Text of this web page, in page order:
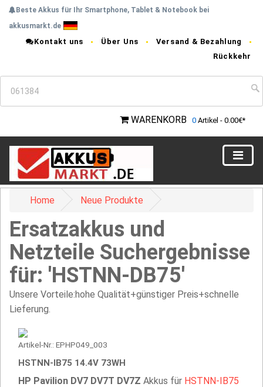
Beste Akkus für Ihr Smartphone, Tablet & Notebook bei
akkusmarkt.de
Kontakt uns Über Uns
Versand & Bezahlung
Rückkehr
WARENKORB 0 Artikel - 0.00€*
Home Neue Produkte
Ersatzakkus und
Netzteile Suchergebnisse
für: 'HSTNN-DB75'
Unsere Vorteile:hohe Qualität+günstiger Preis+schnelle
Lieferung.
Artikel-Nr.: EPHP049_003
HSTNN-IB75 14.4V 73WH
HP Pavilion DV7 DV7T DV7Z Akkus für HSTNN-IB75